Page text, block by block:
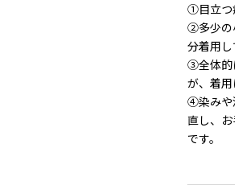
①目立つ
②多少の
分着用
③全体的
が、着
④染みや
直し、
です。